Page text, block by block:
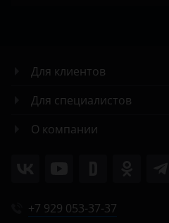
Для клиентов
Для специалистов
О компании
+7 929 053-37-37